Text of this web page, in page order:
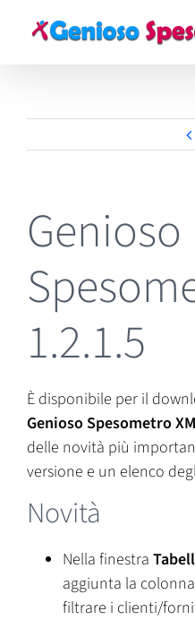
Genioso
1.2.1.5
È disponibile per il
Genioso Spesometro
delle novità più
versione e un elenco
Novità
Nella finestra
aggiunta la colonna
filtrare i clienti/